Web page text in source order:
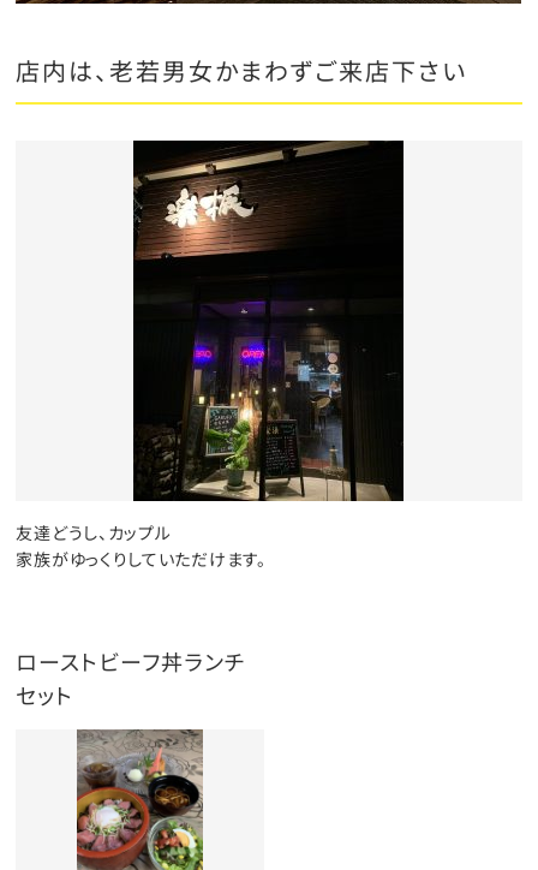
店内は、老若男女かまわずご来店下さい
友達どうし、カップル
家族がゆっくりしていただけます。
ローストビーフ丼ランチ
セット